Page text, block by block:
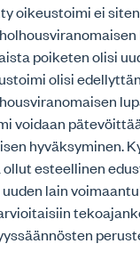
oikeustoimi ei
poiketen olisi
olisi
voidaan
hyväksyminen.
esteellinen
lain